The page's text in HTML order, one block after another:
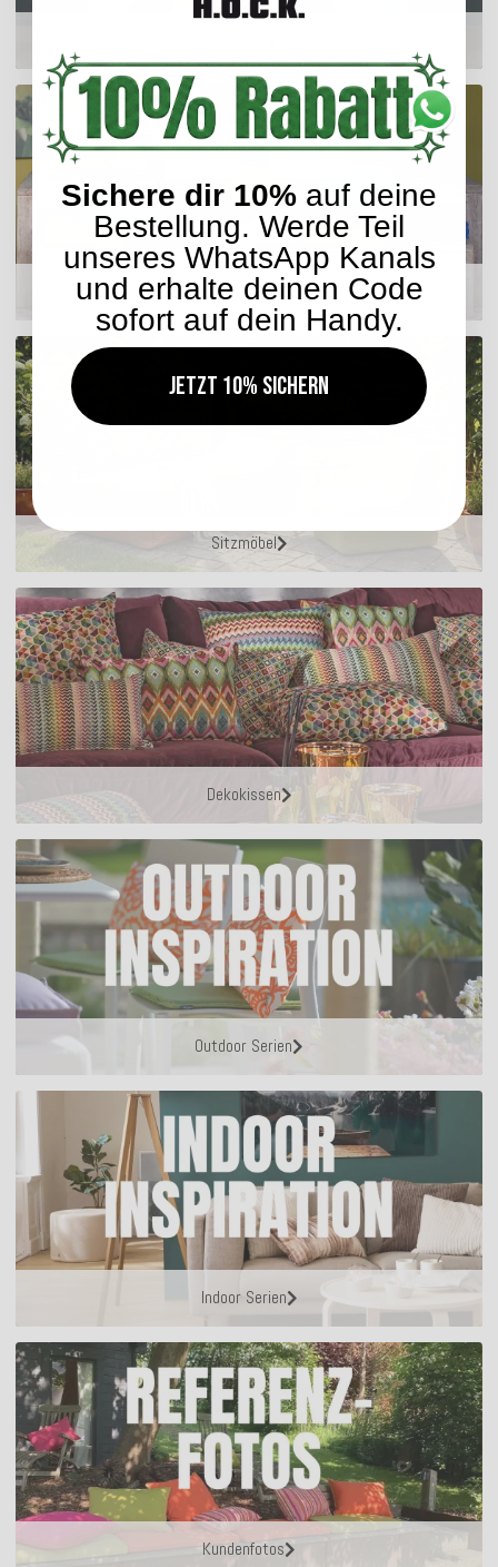
Matratzenkissen
Sitzmöbel
Dekokissen
Outdoor Serien
Indoor Serien
Kundenfotos
Sichere dir 10% auf deine
Bestellung. Werde Teil
unseres WhatsApp Kanals
und erhalte deinen Code
sofort auf dein Handy.
Jetzt 10% sichern